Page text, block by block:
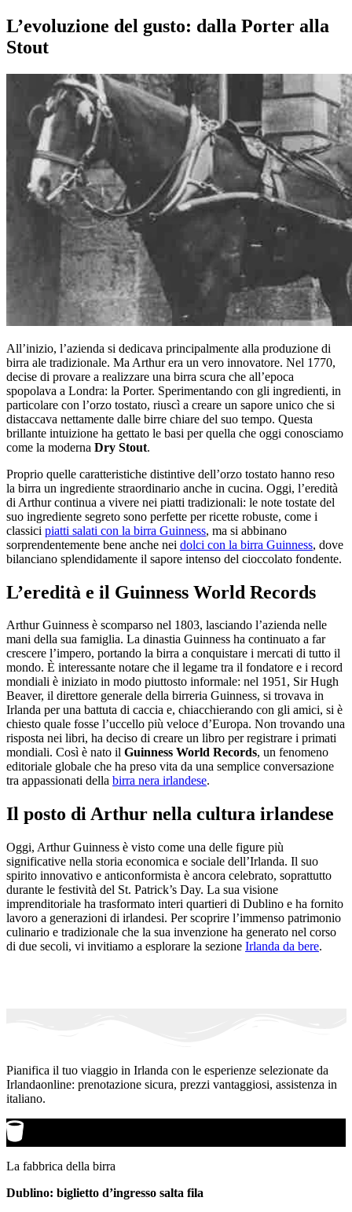
L’evoluzione del gusto: dalla Porter alla
Stout
All’inizio, l’azienda si dedicava principalmente alla produzione di
birra ale tradizionale. Ma Arthur era un vero innovatore. Nel 1770,
decise di provare a realizzare una birra scura che all’epoca
spopolava a Londra: la Porter. Sperimentando con gli ingredienti, in
particolare con l’orzo tostato, riuscì a creare un sapore unico che si
distaccava nettamente dalle birre chiare del suo tempo. Questa
brillante intuizione ha gettato le basi per quella che oggi conosciamo
come la moderna Dry Stout.
Proprio quelle caratteristiche distintive dell’orzo tostato hanno reso
la birra un ingrediente straordinario anche in cucina. Oggi, l’eredità
di Arthur continua a vivere nei piatti tradizionali: le note tostate del
suo ingrediente segreto sono perfette per ricette robuste, come i
classici piatti salati con la birra Guinness, ma si abbinano
sorprendentemente bene anche nei dolci con la birra Guinness, dove
bilanciano splendidamente il sapore intenso del cioccolato fondente.
L’eredità e il Guinness World Records
Arthur Guinness è scomparso nel 1803, lasciando l’azienda nelle
mani della sua famiglia. La dinastia Guinness ha continuato a far
crescere l’impero, portando la birra a conquistare i mercati di tutto il
mondo. È interessante notare che il legame tra il fondatore e i record
mondiali è iniziato in modo piuttosto informale: nel 1951, Sir Hugh
Beaver, il direttore generale della birreria Guinness, si trovava in
Irlanda per una battuta di caccia e, chiacchierando con gli amici, si è
chiesto quale fosse l’uccello più veloce d’Europa. Non trovando una
risposta nei libri, ha deciso di creare un libro per registrare i primati
mondiali. Così è nato il Guinness World Records, un fenomeno
editoriale globale che ha preso vita da una semplice conversazione
tra appassionati della birra nera irlandese.
Il posto di Arthur nella cultura irlandese
Oggi, Arthur Guinness è visto come una delle figure più
significative nella storia economica e sociale dell’Irlanda. Il suo
spirito innovativo e anticonformista è ancora celebrato, soprattutto
durante le festività del St. Patrick’s Day. La sua visione
imprenditoriale ha trasformato interi quartieri di Dublino e ha fornito
lavoro a generazioni di irlandesi. Per scoprire l’immenso patrimonio
culinario e tradizionale che la sua invenzione ha generato nel corso
di due secoli, vi invitiamo a esplorare la sezione Irlanda da bere.
Pianifica il tuo viaggio in Irlanda con le esperienze selezionate da
Irlandaonline: prenotazione sicura, prezzi vantaggiosi, assistenza in
italiano.
La fabbrica della birra
Dublino: biglietto d’ingresso salta fila